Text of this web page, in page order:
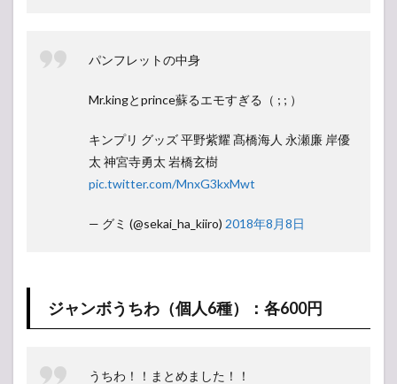
パンフレットの中身
Mr.kingとprince蘇るエモすぎる（ ; ; ）
キンプリ グッズ 平野紫耀 髙橋海人 永瀬廉 岸優
太 神宮寺勇太 岩橋玄樹
pic.twitter.com/MnxG3kxMwt
— グミ (@sekai_ha_kiiro) 2018年8月8日
ジャンボうちわ（個人6種）：各600円
うちわ！！まとめました！！